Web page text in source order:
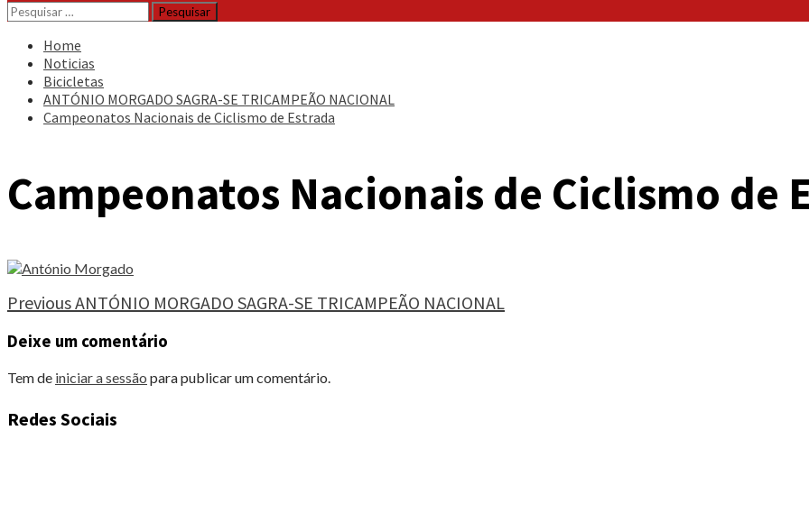
Pesquisar
por:
Home
Noticias
Bicicletas
ANTÓNIO MORGADO SAGRA-SE TRICAMPEÃO NACIONAL
Campeonatos Nacionais de Ciclismo de Estrada
Campeonatos Nacionais de Ciclismo de
Continue
Reading
PreviousANTÓNIO MORGADO SAGRA-SE TRICAMPEÃO NACIONAL
Deixe um comentário
Tem de iniciar a sessão para publicar um comentário.
Redes Sociais